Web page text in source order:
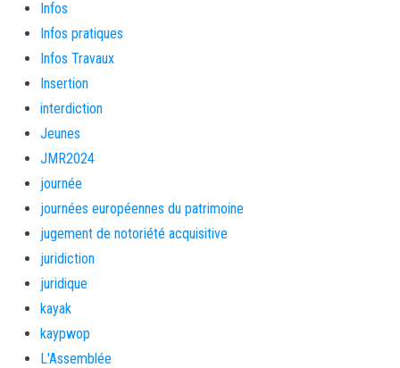
Infos
Infos pratiques
Infos Travaux
Insertion
interdiction
Jeunes
JMR2024
journée
journées européennes du patrimoine
jugement de notoriété acquisitive
juridiction
juridique
kayak
kaypwop
L'Assemblée